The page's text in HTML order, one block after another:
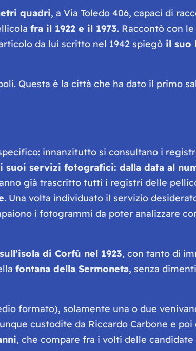
quadri, a Via Toledo 406, capaci di
fra il 1922 e il 1973. Raccontò con
da lui scritto nel 1942 spiegòil suo
Questa è la città che ha dato il primo
innanzitutto si consultano i
servizi fotografici: dalla data al
già trascritto tutti i registri delle
. Una volta individuato il servizio
i fotogrammi da poter analizzare
di Corfù nel 1923, con tanto di
fontana della Sermoneta, senza
formato), solamente una o due
custodite da Riccardo Carbone e poi
, che compare fra i volti delle candidate